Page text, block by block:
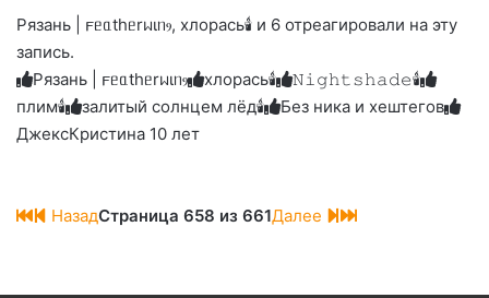
вверх.
реакцию:
улыбаюсь
реакцию:
смеюсь
до
слез
реакцию:
печаль
реакцию:
плачу
благодарю
Рязань | 𐔥ᥱᥲthᥱrᥕιᥒⳋ, хлорась🕯 и 6 отреагировали на эту
запись.
Рязань | 𐔥ᥱᥲthᥱrᥕιᥒⳋ
хлорась🕯
𝙽𝚒𝚐𝚑𝚝𝚜𝚑𝚊𝚍𝚎🕯
плим🕯️
залитый солнцем лёд🕯
Без ника и хештегов
ДжексКристина 10 лет
НазадСтраница 658 из 661Далее